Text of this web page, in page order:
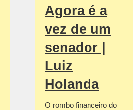
Agora é a
vez de um
senador |
Luiz
Holanda
O rombo financeiro do